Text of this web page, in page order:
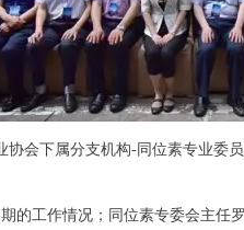
会下属分支机构-同位素专业委
工作情况；同位素专委会主任